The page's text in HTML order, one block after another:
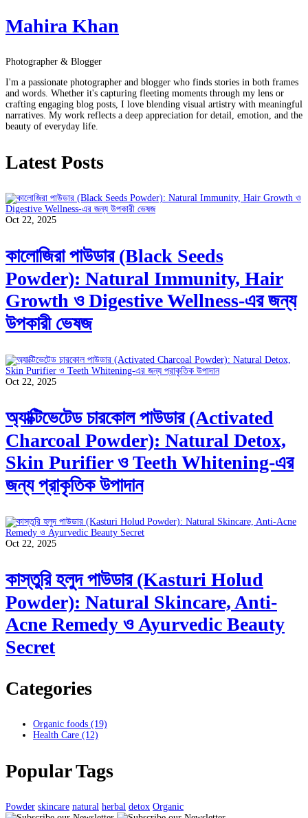
Mahira Khan
Photographer & Blogger
I'm a passionate photographer and blogger who finds stories in both frames
and words. Whether it's capturing fleeting moments through my lens or
crafting engaging blog posts, I love blending visual artistry with meaningful
narratives. My work reflects a deep appreciation for detail, emotion, and the
beauty of everyday life.
Latest Posts
Oct 22, 2025
কালোজিরা পাউডার (Black Seeds
Powder): Natural Immunity, Hair
Growth ও Digestive Wellness-এর জন্য
উপকারী ভেষজ
Oct 22, 2025
অ্যাক্টিভেটেড চারকোল পাউডার (Activated
Charcoal Powder): Natural Detox,
Skin Purifier ও Teeth Whitening-এর
জন্য প্রাকৃতিক উপাদান
Oct 22, 2025
কাস্তুরি হলুদ পাউডার (Kasturi Holud
Powder): Natural Skincare, Anti-
Acne Remedy ও Ayurvedic Beauty
Secret
Categories
Organic foods (19)
Health Care (12)
Popular Tags
Powder skincare natural herbal detox Organic